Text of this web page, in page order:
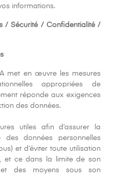
informations.
/ Sécurité / Confidentialité /
met en œuvre les mesures
appropriées de
réponde aux exigences
des données.
utiles afin d’assurer la
des données personnelles
et d’éviter toute utilisation
et ce dans la limite de son
et des moyens sous son